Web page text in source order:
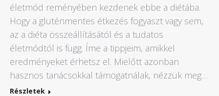
életmód reményében kezdenek ebbe a diétába.
Hogy a gluténmentes étkezés fogyaszt vagy sem,
az a diéta összeállításától és a tudatos
életmódtól is függ. Íme a tippjeim, amikkel
eredményeket érhetsz el. Mielőtt azonban
hasznos tanácsokkal támogatnálak, nézzük meg…
Részletek